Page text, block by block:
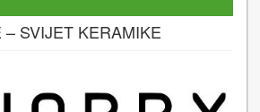
SVIJET KERAMIKE